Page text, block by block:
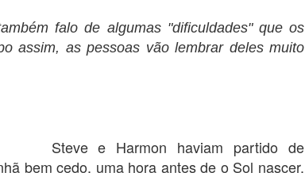
falo de algumas "dificuldades" que os
assim, as pessoas vão lembrar deles muito
Steve e Harmon haviam partido de
bem cedo, uma hora antes de o Sol nascer.
e personagens que há na série, por outro lado são muito
de evitar.